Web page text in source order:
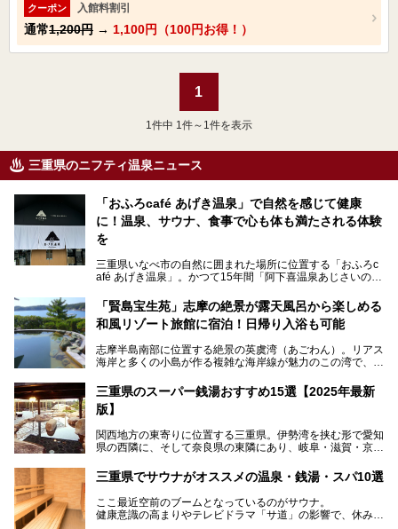
クーポン 入館料割引
通常1,200円 → 1,100円（100円お得！）
1
1 件中 1件～1件を表示
三重県のニフティ温泉ニュース
「おふろcafé あげき温泉」で自然を感じて健康
に！温泉、サウナ、食事で心も体も満たされる体験
を
三重県いなべ市の自然に囲まれた場所に位置する「おふろc
afé あげき温泉」。かつて15年間「阿下喜温泉あじさいの
泊が楽しめる施設として2024年4月に新しく生まれ変わりま
した！
ていた施設……。今回は、地元の方から観光客まで楽しめる
「おふろcafé あげき温泉」をじっくりご紹介していきま
「賢島宝生苑」志摩の絶景が露天風呂から楽しめる
和風リゾート旅館に宿泊！日帰り入浴も可能
志摩半島南部に位置する絶景の英虞湾（あごわん）。リアス
海岸と多くの小島が作る複雑な海岸線が魅力のこの湾で、最
らも英虞湾が一望できる人気の旅館「賢島宝生苑（かしこじ
まほうじょうえん）」をご紹介します。日帰り入浴もできま
すよ！
───
提供元：賢島宝生苑【PR】
三重県のスーパー銭湯おすすめ15選【2025年最新
版】
関西地方の東寄りに位置する三重県。伊勢湾を挟む形で愛知
県の西隣に、そして奈良県の東隣にあり、岐阜・滋賀・京
伊勢神宮を擁する伊勢志摩や、世界遺産に登録された熊野古
道をはじめ、鳥羽水族館、忍者の里・伊賀、鈴鹿サーキッ
ト、松坂牛に伊勢海老……と、観光＆グルメの宝庫です。
東からも西からも訪れやすい三重県には、ハイクオリティな
スーパー銭湯がたくさん！お風呂も食事もコスパもいい、お
三重県でサウナがオススメの温泉・銭湯・スパ10選
ここ最近空前のブームとなっているのがサウナ。
健康意識の高まりやテレビドラマ「サ道」の影響で、休みの